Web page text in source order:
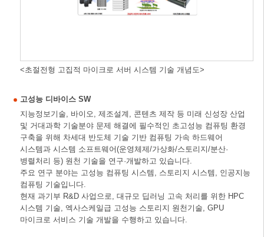
<초절전형 고집적 마이크로 서버 시스템 기술 개념도>
고성능 디바이스 SW
지능정보기술, 바이오, 제조설계, 콘텐츠 제작 등 미래 신성장 산업
및 거대과학 기술분야 문제 해결에 필수적인 초고성능 컴퓨팅 환경
구축을 위해 차세대 반도체 기술 기반 컴퓨팅 가속 하드웨어
시스템과 시스템 소프트웨어(운영체제/가상화/스토리지/분산·
병렬처리 등) 원천 기술을 연구·개발하고 있습니다.
주요 연구 분야는 고성능 컴퓨팅 시스템, 스토리지 시스템, 인공지능
컴퓨팅 기술입니다.
현재 과기부 R&D 사업으로, 대규모 딥러닝 고속 처리를 위한 HPC
시스템 기술, 엑사스케일급 고성능 스토리지 원천기술, GPU
마이크로 서비스 기술 개발을 수행하고 있습니다.